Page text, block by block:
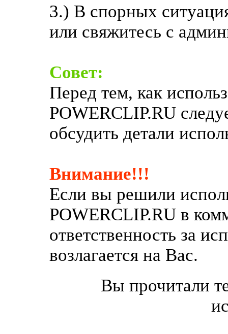
3.) В спорных
или свяжитесь с
Совет:
Перед тем, как
POWERCLIP.RU
обсудить детали
Внимание!!!
Если вы решили
POWERCLIP.RU в
ответственность за
возлагается на Вас.
Вы прочитали